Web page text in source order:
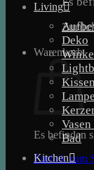
Warenkorb
Es befinden
Zurück zum
Living
Deko
Bad
Kitchen